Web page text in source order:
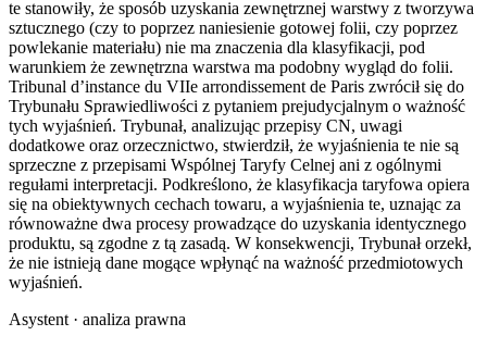
te stanowiły, że sposób uzyskania zewnętrznej warstwy z tworzywa
sztucznego (czy to poprzez naniesienie gotowej folii, czy poprzez
powlekanie materiału) nie ma znaczenia dla klasyfikacji, pod
warunkiem że zewnętrzna warstwa ma podobny wygląd do folii.
Tribunal d’instance du VIIe arrondissement de Paris zwrócił się do
Trybunału Sprawiedliwości z pytaniem prejudycjalnym o ważność
tych wyjaśnień. Trybunał, analizując przepisy CN, uwagi
dodatkowe oraz orzecznictwo, stwierdził, że wyjaśnienia te nie są
sprzeczne z przepisami Wspólnej Taryfy Celnej ani z ogólnymi
regułami interpretacji. Podkreślono, że klasyfikacja taryfowa opiera
się na obiektywnych cechach towaru, a wyjaśnienia te, uznając za
równoważne dwa procesy prowadzące do uzyskania identycznego
produktu, są zgodne z tą zasadą. W konsekwencji, Trybunał orzekł,
że nie istnieją dane mogące wpłynąć na ważność przedmiotowych
wyjaśnień.
Asystent · analiza prawna